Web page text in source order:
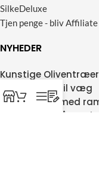
SilkeDeluxe
Tjen penge - bliv Affiliate
NYHEDER
Kunstige Oliventræer
Verdenskort til væg
Verdenskort med
Hængekøje på stativ